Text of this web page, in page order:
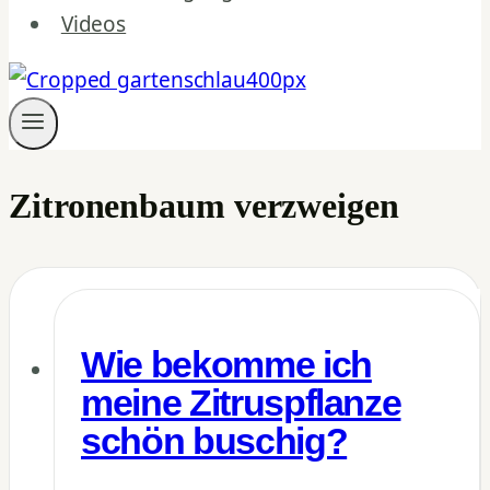
Videos
Zitronenbaum verzweigen
Wie bekomme ich
meine Zitruspflanze
schön buschig?